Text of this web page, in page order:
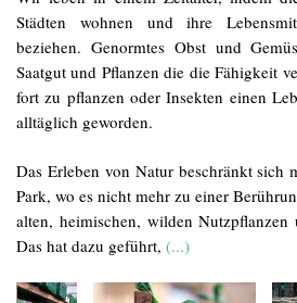
Städten wohnen und ihre
beziehen. Genormtes Obst und
Saatgut und Pflanzen die die Fähigkeit
fort zu pflanzen oder Insekten einen
alltäglich geworden.
Das Erleben von Natur beschränkt sich
Park, wo es nicht mehr zu einer
alten, heimischen, wilden Nutzpflanzen
Das hat dazu geführt, (...)